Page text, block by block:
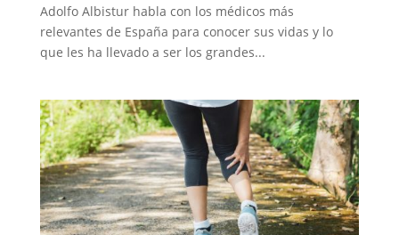
Adolfo Albistur habla con los médicos más
relevantes de España para conocer sus vidas y lo
que les ha llevado a ser los grandes...